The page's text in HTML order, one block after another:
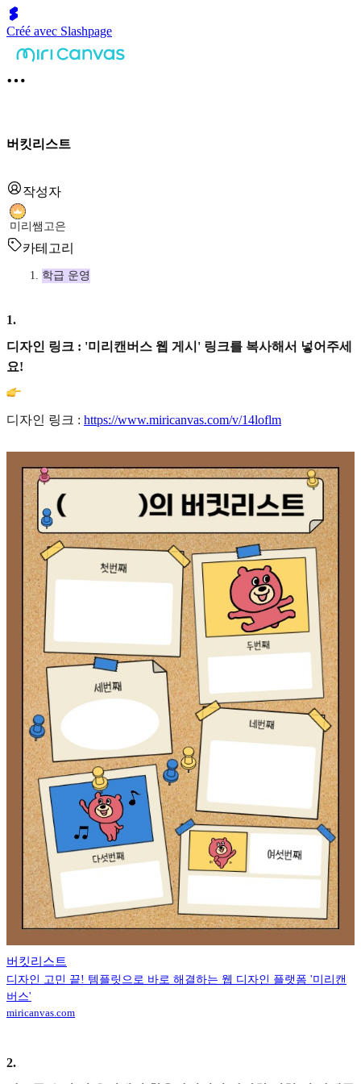
Créé avec Slashpage
버킷리스트
작성자
미리쌤고은
카테고리
학급 운영
1.
디자인 링크 : '미리캔버스 웹 게시' 링크를 복사해서 넣어주세
요!
디자인 링크 : https://www.miricanvas.com/v/14loflm
버킷리스트
디자인 고민 끝! 템플릿으로 바로 해결하는 웹 디자인 플랫폼 '미리캔
버스'
miricanvas.com
2.